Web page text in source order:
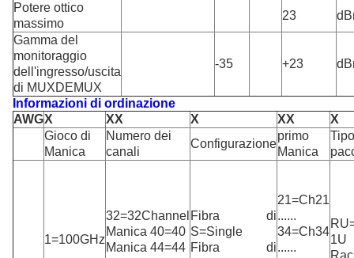
Potere ottico
massimo
23
Gamma del
monitoraggio
dell'ingresso/uscita
di MUXDEMUX
-35 +23
Informazioni di ordinazione
AWGX XX X XX
X
Gioco di
Manica
Numero dei
canali
Configurazione
primo
Manica
1=100GHz
32=32Channel
Manica 40=40
Manica 44=44
Fibra di
S=Single
Fibra di
21=Ch21
......
34=Ch34
......
1U